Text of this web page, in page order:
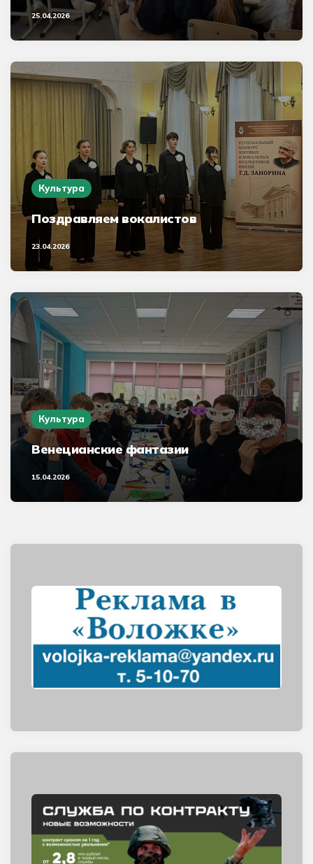
25.04.2026
Культура
Поздравляем вокалистов
23.04.2026
Культура
Венецианские фантазии
15.04.2026